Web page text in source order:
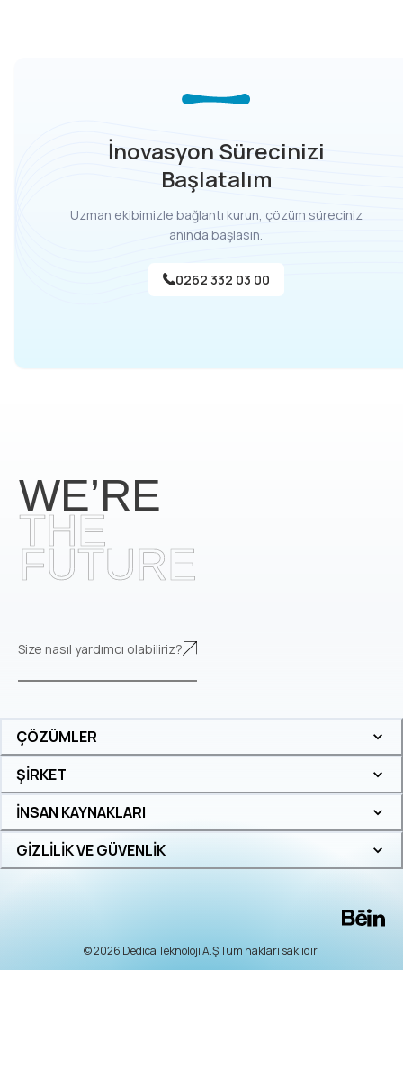
İnovasyon Sürecinizi
Başlatalım
Uzman ekibimizle bağlantı kurun, çözüm süreciniz
anında başlasın.
0262 332 03 00
Size nasıl yardımcı olabiliriz?
ÇÖZÜMLER
ŞİRKET
İNSAN KAYNAKLARI
GİZLİLİK VE GÜVENLİK
© 2026 Dedica Teknoloji A.Ş Tüm hakları saklıdır.